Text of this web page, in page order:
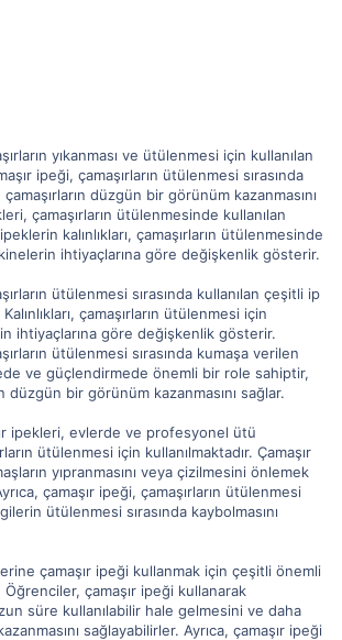
yıkanması ve ütülenmesi için kullanılan
ipeği, çamaşırların ütülenmesi sırasında
düzgün bir görünüm kazanmasını
çamaşırların ütülenmesinde kullanılan
kalınlıkları, çamaşırların ütülenmesinde
ihtiyaçlarına göre değişkenlik gösterir.
ütülenmesi sırasında kullanılan çeşitli ip
çamaşırların ütülenmesi için
ihtiyaçlarına göre değişkenlik gösterir.
ütülenmesi sırasında kumaşa verilen
ve güçlendirmede önemli bir role sahiptir,
düzgün bir görünüm kazanmasını sağlar.
ipekleri, evlerde ve profesyonel ütü
ütülenmesi için kullanılmaktadır. Çamaşır
yıpranmasını veya çizilmesini önlemek
çamaşır ipeği, çamaşırların ütülenmesi
ütülenmesi sırasında kaybolmasını
çamaşır ipeği kullanmak için çeşitli önemli
çamaşır ipeği kullanarak
süre kullanılabilir hale gelmesini ve daha
sağlayabilirler. Ayrıca, çamaşır ipeği